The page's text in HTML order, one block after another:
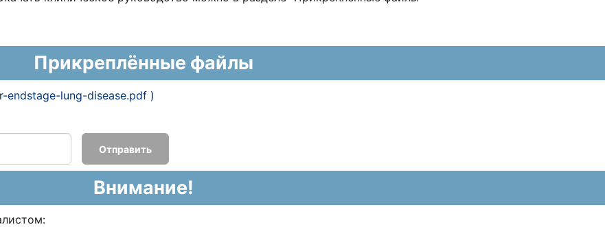
Прикреплённые файлы
endstage-lung-disease.pdf )
Отправить
Внимание!